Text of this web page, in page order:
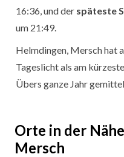
16:36, und der späteste
um 21:49.
Helmdingen, Mersch hat
Tageslicht als am
Übers ganze Jahr
Orte in der
Mersch